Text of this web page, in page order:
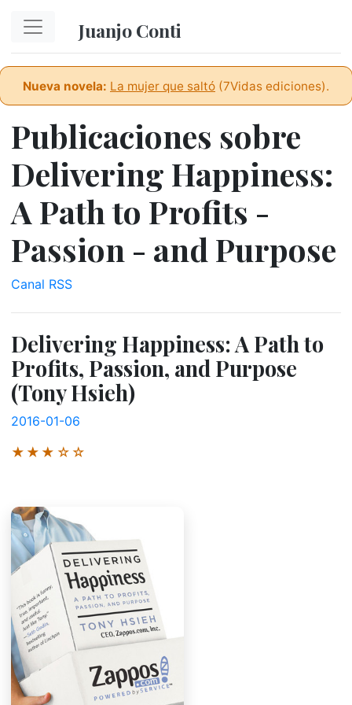
Juanjo Conti
Nueva novela: La mujer que saltó (7Vidas ediciones).
Publicaciones sobre
Delivering Happiness:
A Path to Profits -
Passion - and Purpose
Canal RSS
Delivering Happiness: A Path to
Profits, Passion, and Purpose
(Tony Hsieh)
2016-01-06
★★★☆☆